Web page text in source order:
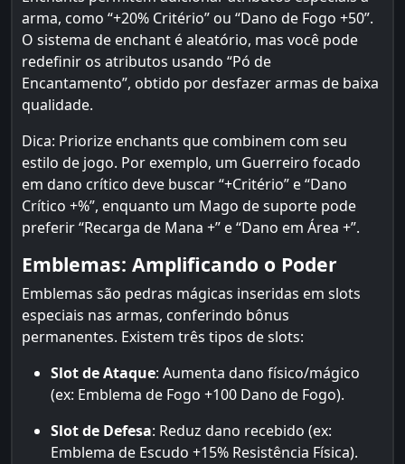
arma, como “+20% Critério” ou “Dano de Fogo +50”.
O sistema de enchant é aleatório, mas você pode
redefinir os atributos usando “Pó de
Encantamento”, obtido por desfazer armas de baixa
qualidade.
Dica: Priorize enchants que combinem com seu
estilo de jogo. Por exemplo, um Guerreiro focado
em dano crítico deve buscar “+Critério” e “Dano
Crítico +%”, enquanto um Mago de suporte pode
preferir “Recarga de Mana +” e “Dano em Área +”.
Emblemas: Amplificando o Poder
Emblemas são pedras mágicas inseridas em slots
especiais nas armas, conferindo bônus
permanentes. Existem três tipos de slots:
Slot de Ataque: Aumenta dano físico/mágico
(ex: Emblema de Fogo +100 Dano de Fogo).
Slot de Defesa: Reduz dano recebido (ex:
Emblema de Escudo +15% Resistência Física).